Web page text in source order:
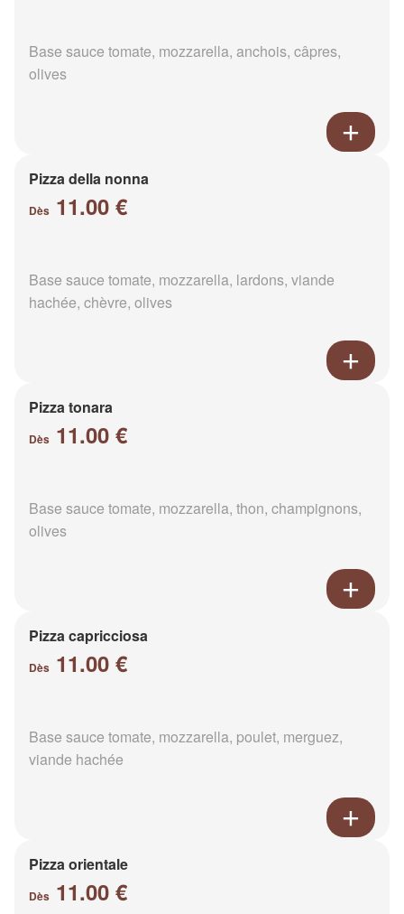
Base sauce tomate, mozzarella, anchois, câpres,
olives
Pizza della nonna
Dès 11.00 €
Base sauce tomate, mozzarella, lardons, viande
hachée, chèvre, olives
Pizza tonara
Dès 11.00 €
Base sauce tomate, mozzarella, thon, champignons,
olives
Pizza capricciosa
Dès 11.00 €
Base sauce tomate, mozzarella, poulet, merguez,
viande hachée
Pizza orientale
Dès 11.00 €